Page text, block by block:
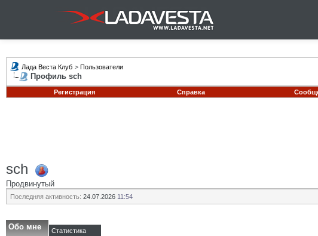
Лада Веста Клуб > Пользователи
Профиль sch
Регистрация
Справка
sch
Продвинутый
Последняя активность: 24.07.2026 11:54
Обо мне Статистика